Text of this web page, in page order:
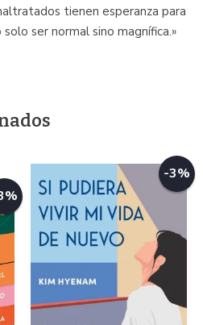
tienen esperanza para
ser normal sino magnífica.»
-3%